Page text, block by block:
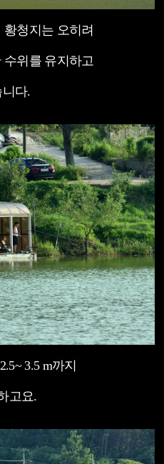
청지는 오히려
위를 유지하고
다.
3.5 m까지
고요.